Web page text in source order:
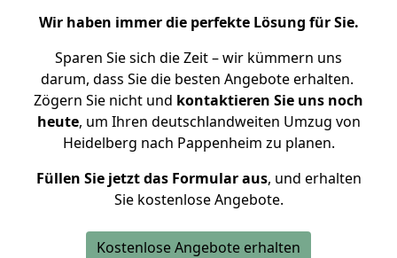
Wir haben immer die perfekte Lösung für Sie.
Sparen Sie sich die Zeit – wir kümmern uns
darum, dass Sie die besten Angebote erhalten.
Zögern Sie nicht und kontaktieren Sie uns noch
heute, um Ihren deutschlandweiten Umzug von
Heidelberg nach Pappenheim zu planen.
Füllen Sie jetzt das Formular aus, und erhalten
Sie kostenlose Angebote.
Kostenlose Angebote erhalten